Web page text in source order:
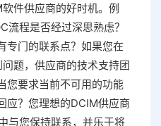
件供应商的好时机。例
流程是否经过深思熟虑？
专门的联系点？如果您在
题，供应商的技术支持团
您要求当前不可用的功能
应？您理想的DCIM供应商
与您保持联系，并乐于将